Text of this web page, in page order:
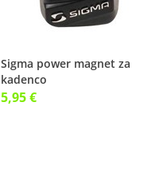
Sigma power magnet za
kadenco
5,95 €